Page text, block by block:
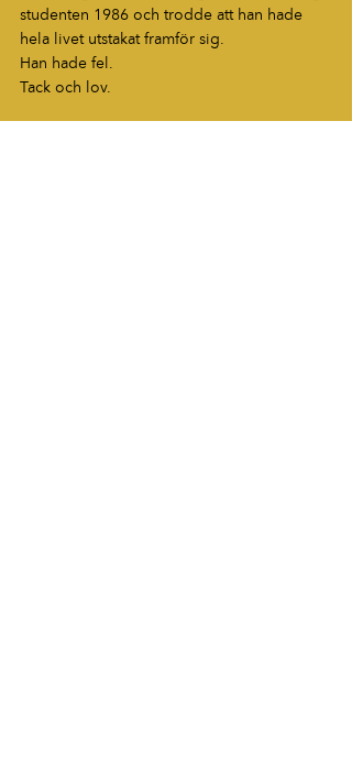
studenten 1986 och trodde att han hade
hela livet utstakat framför sig.
Han hade fel.
Tack och lov.